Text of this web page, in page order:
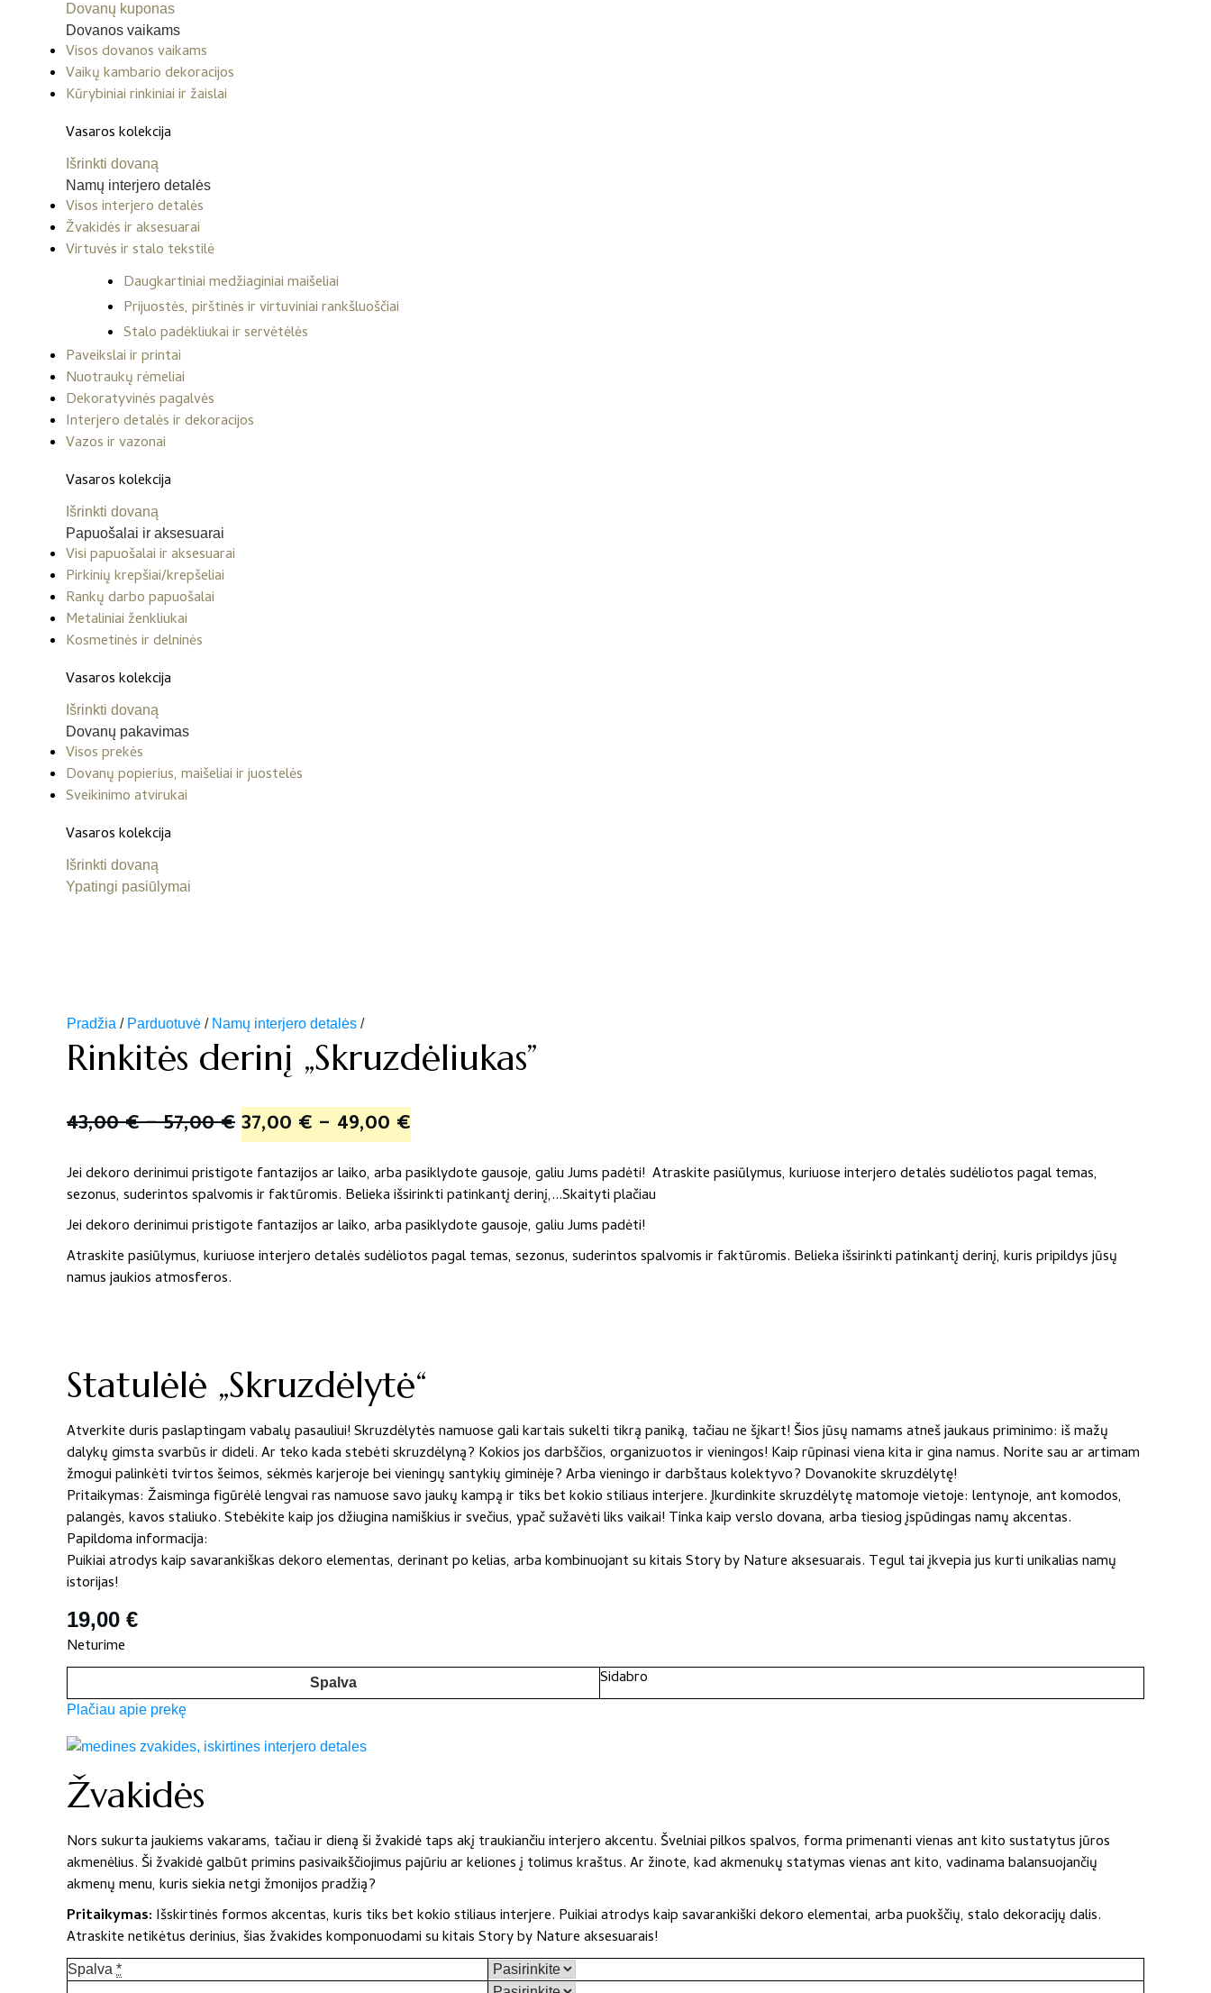
Dovanų kuponas
Dovanos vaikams
Visos dovanos vaikams
Vaikų kambario dekoracijos
Kūrybiniai rinkiniai ir žaislai
Vasaros kolekcija
Išrinkti dovaną
Namų interjero detalės
Visos interjero detalės
Žvakidės ir aksesuarai
Virtuvės ir stalo tekstilė
Daugkartiniai medžiaginiai maišeliai
Prijuostės, pirštinės ir virtuviniai rankšluoščiai
Stalo padėkliukai ir servėtėlės
Paveikslai ir printai
Nuotraukų rėmeliai
Dekoratyvinės pagalvės
Interjero detalės ir dekoracijos
Vazos ir vazonai
Vasaros kolekcija
Išrinkti dovaną
Papuošalai ir aksesuarai
Visi papuošalai ir aksesuarai
Pirkinių krepšiai/krepšeliai
Rankų darbo papuošalai
Metaliniai ženkliukai
Kosmetinės ir delninės
Vasaros kolekcija
Išrinkti dovaną
Dovanų pakavimas
Visos prekės
Dovanų popierius, maišeliai ir juostelės
Sveikinimo atvirukai
Vasaros kolekcija
Išrinkti dovaną
Ypatingi pasiūlymai
Pradžia / Parduotuvė / Namų interjero detalės /
Rinkitės derinį „Skruzdėliukas”
43,00€–57,00€Price
43,00 €
through
57,00 €
Original
was:
43,00 €
–
through
57,00 €.
37,00 € – 49,00 €
37,00 €
through
49,00 €
is:
37,00 €
–
through
49,00 €.
Jei dekoro derinimui pristigote fantazijos ar laiko, arba pasiklydote gausoje, galiu Jums padėti! Atraskite pasiūlymus, kuriuose interjero detalės sudėliotos pagal temas,
sezonus, suderintos spalvomis ir faktūromis. Belieka išsirinkti patinkantį derinį,...Skaityti plačiau
Jei dekoro derinimui pristigote fantazijos ar laiko, arba pasiklydote gausoje, galiu Jums padėti!
Atraskite pasiūlymus, kuriuose interjero detalės sudėliotos pagal temas, sezonus, suderintos spalvomis ir faktūromis. Belieka išsirinkti patinkantį derinį, kuris pripildys jūsų
namus jaukios atmosferos.
Statulėlė „Skruzdėlytė“
Atverkite duris paslaptingam vabalų pasauliui! Skruzdėlytės namuose gali kartais sukelti tikrą paniką, tačiau ne šįkart! Šios jūsų namams atneš jaukaus priminimo: iš mažų
dalykų gimsta svarbūs ir dideli. Ar teko kada stebėti skruzdėlyną? Kokios jos darbščios, organizuotos ir vieningos! Kaip rūpinasi viena kita ir gina namus. Norite sau ar artimam
žmogui palinkėti tvirtos šeimos, sėkmės karjeroje bei vieningų santykių giminėje? Arba vieningo ir darbštaus kolektyvo? Dovanokite skruzdėlytę!
Pritaikymas: Žaisminga figūrėlė lengvai ras namuose savo jaukų kampą ir tiks bet kokio stiliaus interjere. Įkurdinkite skruzdėlytę matomoje vietoje: lentynoje, ant komodos,
palangės, kavos staliuko. Stebėkite kaip jos džiugina namiškius ir svečius, ypač sužavėti liks vaikai! Tinka kaip verslo dovana, arba tiesiog įspūdingas namų akcentas.
Papildoma informacija:
Puikiai atrodys kaip savarankiškas dekoro elementas, derinant po kelias, arba kombinuojant su kitais Story by Nature aksesuarais. Tegul tai įkvepia jus kurti unikalias namų
istorijas!
19,00 €
Neturime
Spalva Sidabro
Plačiau apie prekę
Žvakidės
Nors sukurta jaukiems vakarams, tačiau ir dieną ši žvakidė taps akį traukiančiu interjero akcentu. Švelniai pilkos spalvos, forma primenanti vienas ant kito sustatytus jūros
akmenėlius. Ši žvakidė galbūt primins pasivaikščiojimus pajūriu ar keliones į tolimus kraštus. Ar žinote, kad akmenukų statymas vienas ant kito, vadinama balansuojančių
akmenų menu, kuris siekia netgi žmonijos pradžią?
Pritaikymas: Išskirtinės formos akcentas, kuris tiks bet kokio stiliaus interjere. Puikiai atrodys kaip savarankiški dekoro elementai, arba puokščių, stalo dekoracijų dalis.
Atraskite netikėtus derinius, šias žvakides komponuodami su kitais Story by Nature aksesuarais!
Spalva *